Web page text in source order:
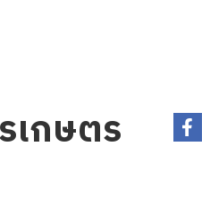
กษตร